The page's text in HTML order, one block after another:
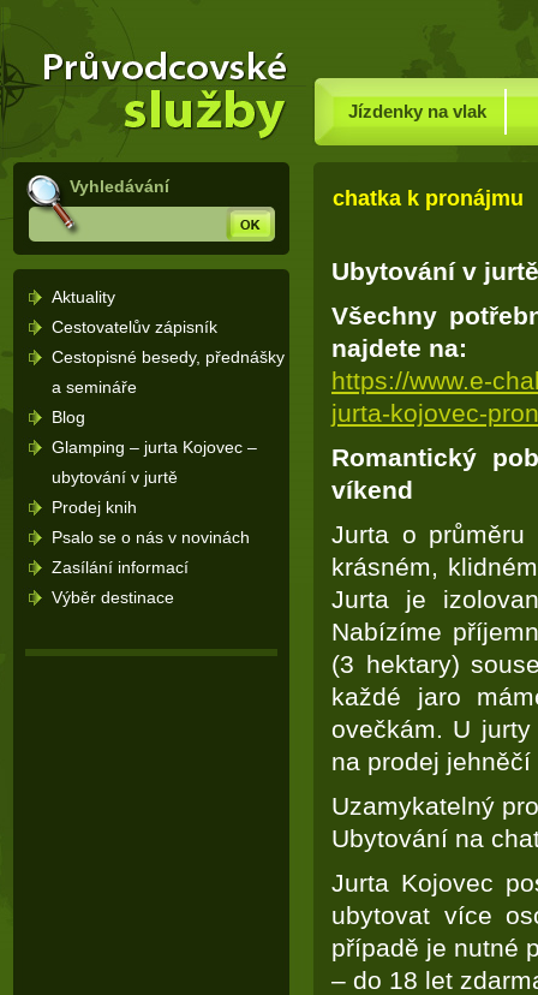
stránka
navigaci)
chatka k pronájmu
Ubytování v jurtě
Všechny
najdete na:
https://www.e-
jurta-kojovec-
Romantický
víkend
Jurta o
krásném,
Jurta je
Nabízíme
(3 hektary)
každé jaro
ovečkám. U
na prodej
Uzamykatelný
Ubytování na
Jurta Kojovec
ubytovat více
případě je nutné
– do 18 let
Aktuality
Cestovatelův zápisník
Cestopisné besedy, přednášky
a semináře
Blog
Glamping – jurta Kojovec –
ubytování v jurtě
Prodej knih
Psalo se o nás v novinách
Zasílání informací
Výběr destinace
Vyhledávání
Hledej
Jízdenky na vlak